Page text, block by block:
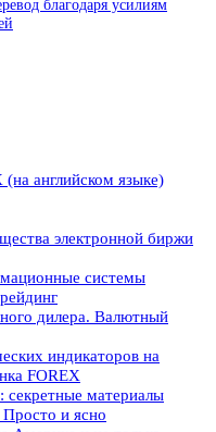
благодаря усилиям
английском языке)
электронной биржи
системы
дилера. Валютный
индикаторов на
FOREX
материалы
и ясно